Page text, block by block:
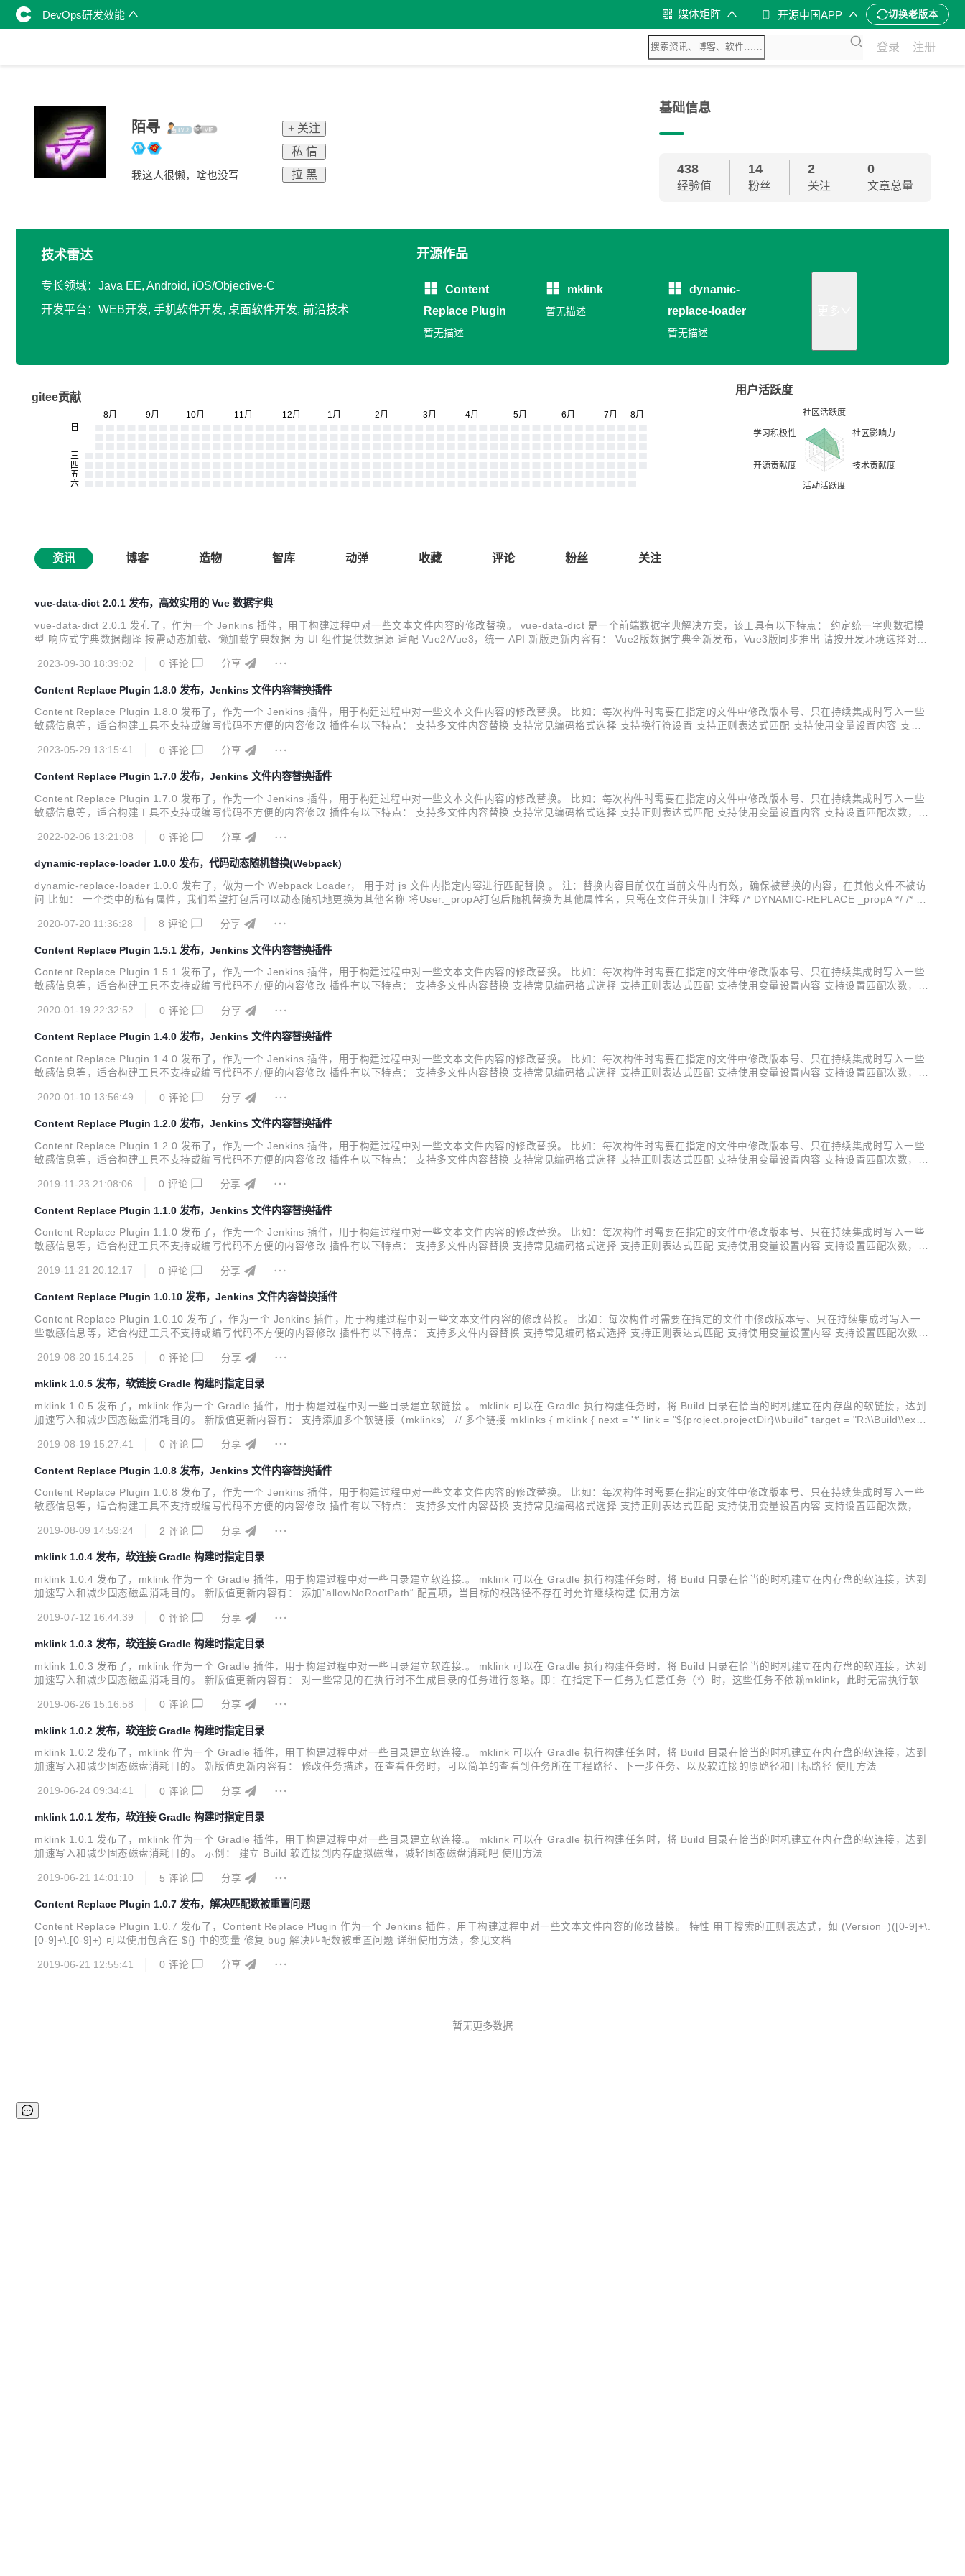
DevOps研发效能 媒体矩阵 开源中国APP 切换老版本
登录 注册
陌寻
我这人很懒，啥也没写
+ 关注
私 信
拉 黑
基础信息
438
经验值
14
粉丝
2
关注
0
文章总量
技术雷达
专长领域：Java EE, Android, iOS/Objective-C
开发平台：WEB开发, 手机软件开发, 桌面软件开发, 前沿技术
开源作品
Content
Replace Plugin
暂无描述
mklink
暂无描述
dynamic-
replace-loader
暂无描述
gitee贡献
用户活跃度
资讯 博客 造物 智库 动弹 收藏 评论 粉丝 关注
vue-data-dict 2.0.1 发布，高效实用的 Vue 数据字典
vue-data-dict 2.0.1 发布了，作为一个 Jenkins 插件，用于构建过程中对一些文本文件内容的修改替换。 vue-data-dict 是一个前端数据字典解决方案，该工具有以下特点： 约定统一字典数据模
型 响应式字典数据翻译 按需动态加载、懒加载字典数据 为 UI 组件提供数据源 适配 Vue2/Vue3，统一 API 新版更新内容有： Vue2版数据字典全新发布，Vue3版同步推出 请按开发环境选择对应
2023-09-30 18:39:02
0 评论 分享
Content Replace Plugin 1.8.0 发布，Jenkins 文件内容替换插件
Content Replace Plugin 1.8.0 发布了，作为一个 Jenkins 插件，用于构建过程中对一些文本文件内容的修改替换。 比如：每次构件时需要在指定的文件中修改版本号、只在持续集成时写入一些
敏感信息等，适合构建工具不支持或编写代码不方便的内容修改 插件有以下特点： 支持多文件内容替换 支持常见编码格式选择 支持换行符设置 支持正则表达式匹配 支持使用变量设置内容 支持
一行问题 详细使用方法，参见...
2023-05-29 13:15:41 0 评论 分享
Content Replace Plugin 1.7.0 发布，Jenkins 文件内容替换插件
Content Replace Plugin 1.7.0 发布了，作为一个 Jenkins 插件，用于构建过程中对一些文本文件内容的修改替换。 比如：每次构件时需要在指定的文件中修改版本号、只在持续集成时写入一些
敏感信息等，适合构建工具不支持或编写代码不方便的内容修改 插件有以下特点： 支持多文件内容替换 支持常见编码格式选择 支持正则表达式匹配 支持使用变量设置内容 支持设置匹配次数，实
2022-02-06 13:21:08
0 评论 分享
dynamic-replace-loader 1.0.0 发布，代码动态随机替换(Webpack)
dynamic-replace-loader 1.0.0 发布了，做为一个 Webpack Loader， 用于对 js 文件内指定内容进行匹配替换 。 注：替换内容目前仅在当前文件内有效，确保被替换的内容，在其他文件不被访
问 比如： 一个类中的私有属性，我们希望打包后可以动态随机地更换为其他名称 将User._propA打包后随机替换为其他属性名，只需在文件开头加上注释 /* DYNAMIC-REPLACE _propA */ /* DY
2020-07-20 11:36:28
8 评论 分享
Content Replace Plugin 1.5.1 发布，Jenkins 文件内容替换插件
Content Replace Plugin 1.5.1 发布了，作为一个 Jenkins 插件，用于构建过程中对一些文本文件内容的修改替换。 比如：每次构件时需要在指定的文件中修改版本号、只在持续集成时写入一些
敏感信息等，适合构建工具不支持或编写代码不方便的内容修改 插件有以下特点： 支持多文件内容替换 支持常见编码格式选择 支持正则表达式匹配 支持使用变量设置内容 支持设置匹配次数，实
2020-01-19 22:32:52
0 评论 分享
Content Replace Plugin 1.4.0 发布，Jenkins 文件内容替换插件
Content Replace Plugin 1.4.0 发布了，作为一个 Jenkins 插件，用于构建过程中对一些文本文件内容的修改替换。 比如：每次构件时需要在指定的文件中修改版本号、只在持续集成时写入一些
敏感信息等，适合构建工具不支持或编写代码不方便的内容修改 插件有以下特点： 支持多文件内容替换 支持常见编码格式选择 支持正则表达式匹配 支持使用变量设置内容 支持设置匹配次数，实
知原因未能同步到插...
2020-01-10 13:56:49 0 评论 分享
Content Replace Plugin 1.2.0 发布，Jenkins 文件内容替换插件
Content Replace Plugin 1.2.0 发布了，作为一个 Jenkins 插件，用于构建过程中对一些文本文件内容的修改替换。 比如：每次构件时需要在指定的文件中修改版本号、只在持续集成时写入一些
敏感信息等，适合构建工具不支持或编写代码不方便的内容修改 插件有以下特点： 支持多文件内容替换 支持常见编码格式选择 支持正则表达式匹配 支持使用变量设置内容 支持设置匹配次数，实
文档
2019-11-23 21:08:06 0 评论 分享
Content Replace Plugin 1.1.0 发布，Jenkins 文件内容替换插件
Content Replace Plugin 1.1.0 发布了，作为一个 Jenkins 插件，用于构建过程中对一些文本文件内容的修改替换。 比如：每次构件时需要在指定的文件中修改版本号、只在持续集成时写入一些
敏感信息等，适合构建工具不支持或编写代码不方便的内容修改 插件有以下特点： 支持多文件内容替换 支持常见编码格式选择 支持正则表达式匹配 支持使用变量设置内容 支持设置匹配次数，实
见文档
2019-11-21 20:12:17 0 评论 分享
Content Replace Plugin 1.0.10 发布，Jenkins 文件内容替换插件
Content Replace Plugin 1.0.10 发布了，作为一个 Jenkins 插件，用于构建过程中对一些文本文件内容的修改替换。 比如：每次构件时需要在指定的文件中修改版本号、只在持续集成时写入一
些敏感信息等，适合构建工具不支持或编写代码不方便的内容修改 插件有以下特点： 支持多文件内容替换 支持常见编码格式选择 支持正则表达式匹配 支持使用变量设置内容 支持设置匹配次数，
2019-08-20 15:14:25
0 评论 分享
mklink 1.0.5 发布，软链接 Gradle 构建时指定目录
mklink 1.0.5 发布了，mklink 作为一个 Gradle 插件，用于构建过程中对一些目录建立软链接.。 mklink 可以在 Gradle 执行构建任务时，将 Build 目录在恰当的时机建立在内存盘的软链接，达到
加速写入和减少固态磁盘消耗目的。 新版值更新内容有： 支持添加多个软链接（mklinks） // 多个链接 mklinks { mklink { next = '*' link = "${project.projectDir}\\build" target = "R:\\Build\\exa
2019-08-19 15:27:41
0 评论 分享
Content Replace Plugin 1.0.8 发布，Jenkins 文件内容替换插件
Content Replace Plugin 1.0.8 发布了，作为一个 Jenkins 插件，用于构建过程中对一些文本文件内容的修改替换。 比如：每次构件时需要在指定的文件中修改版本号、只在持续集成时写入一些
敏感信息等，适合构建工具不支持或编写代码不方便的内容修改 插件有以下特点： 支持多文件内容替换 支持常见编码格式选择 支持正则表达式匹配 支持使用变量设置内容 支持设置匹配次数，实
参见文档
2019-08-09 14:59:24 2 评论 分享
mklink 1.0.4 发布，软连接 Gradle 构建时指定目录
mklink 1.0.4 发布了，mklink 作为一个 Gradle 插件，用于构建过程中对一些目录建立软连接.。 mklink 可以在 Gradle 执行构建任务时，将 Build 目录在恰当的时机建立在内存盘的软连接，达到
加速写入和减少固态磁盘消耗目的。 新版值更新内容有： 添加”allowNoRootPath“ 配置项，当目标的根路径不存在时允许继续构建 使用方法
2019-07-12 16:44:39 0 评论 分享
mklink 1.0.3 发布，软连接 Gradle 构建时指定目录
mklink 1.0.3 发布了，mklink 作为一个 Gradle 插件，用于构建过程中对一些目录建立软连接.。 mklink 可以在 Gradle 执行构建任务时，将 Build 目录在恰当的时机建立在内存盘的软连接，达到
加速写入和减少固态磁盘消耗目的。 新版值更新内容有： 对一些常见的在执行时不生成目录的任务进行忽略。即：在指定下一任务为任意任务（*）时，这些任务不依赖mklink，此时无需执行软连
2019-06-26 15:16:58
0 评论 分享
mklink 1.0.2 发布，软连接 Gradle 构建时指定目录
mklink 1.0.2 发布了，mklink 作为一个 Gradle 插件，用于构建过程中对一些目录建立软连接.。 mklink 可以在 Gradle 执行构建任务时，将 Build 目录在恰当的时机建立在内存盘的软连接，达到
加速写入和减少固态磁盘消耗目的。 新版值更新内容有： 修改任务描述，在查看任务时，可以简单的查看到任务所在工程路径、下一步任务、以及软连接的原路径和目标路径 使用方法
2019-06-24 09:34:41 0 评论 分享
mklink 1.0.1 发布，软连接 Gradle 构建时指定目录
mklink 1.0.1 发布了，mklink 作为一个 Gradle 插件，用于构建过程中对一些目录建立软连接.。 mklink 可以在 Gradle 执行构建任务时，将 Build 目录在恰当的时机建立在内存盘的软连接，达到
加速写入和减少固态磁盘消耗目的。 示例： 建立 Build 软连接到内存虚拟磁盘，减轻固态磁盘消耗吧 使用方法
2019-06-21 14:01:10 5 评论 分享
Content Replace Plugin 1.0.7 发布，解决匹配数被重置问题
Content Replace Plugin 1.0.7 发布了，Content Replace Plugin 作为一个 Jenkins 插件，用于构建过程中对一些文本文件内容的修改替换。 特性 用于搜索的正则表达式，如 (Version=)([0-9]+\.
[0-9]+\.[0-9]+) 可以使用包含在 ${} 中的变量 修复 bug 解决匹配数被重置问题 详细使用方法，参见文档
2019-06-21 12:55:41 0 评论 分享
暂无更多数据